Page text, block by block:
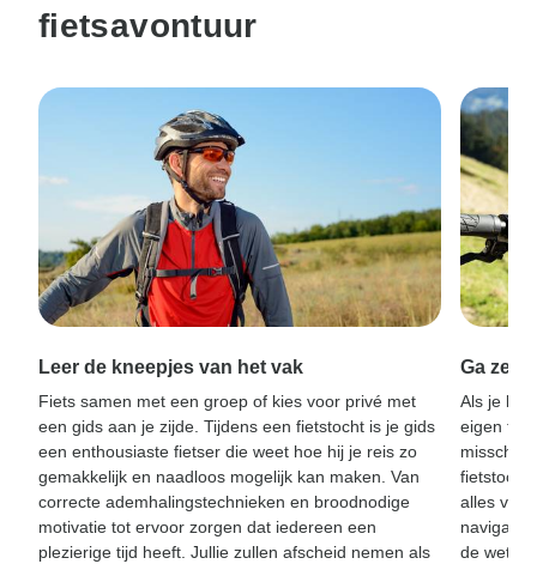
fietsavontuur
Leer de kneepjes van het vak
Fiets samen met een groep of kies voor privé met
een gids aan je zijde. Tijdens een fietstocht is je gids
een enthousiaste fietser die weet hoe hij je reis zo
gemakkelijk en naadloos mogelijk kan maken. Van
correcte ademhalingstechnieken en broodnodige
motivatie tot ervoor zorgen dat iedereen een
plezierige tijd heeft. Jullie zullen afscheid nemen als
Ga
Als je
eigen
fietstocht
alles
de